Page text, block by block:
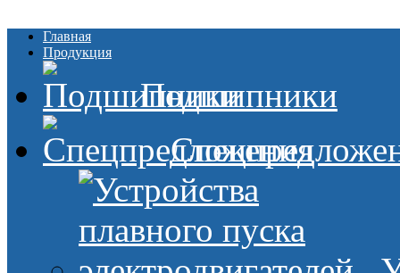
Главная
Продукция
Подшипники